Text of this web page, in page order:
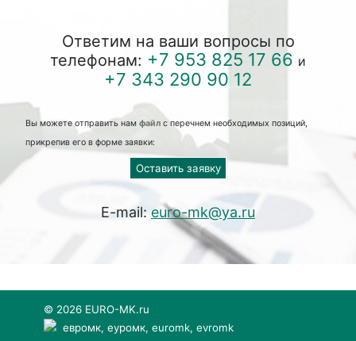
Ответим на ваши вопросы по
телефонам: +7 953 825 17 66 и
+7 343 290 90 12
Вы можете отправить нам файлс перечнем необходимых позиций,
прикрепив его в форме заявки:
Оставить заявку
E-mail: euro-mk@ya.ru
© 2026 EURO-MK.ru
евромк, еуромк, euromk, evromk